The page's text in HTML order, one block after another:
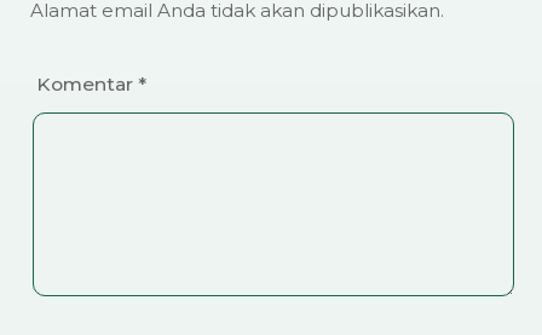
Alamat email Anda tidak akan dipublikasikan.
Komentar *